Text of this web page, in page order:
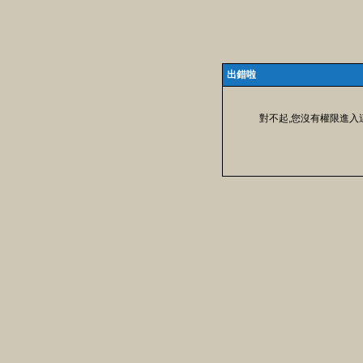
出錯啦
對不起,您沒有權限進入